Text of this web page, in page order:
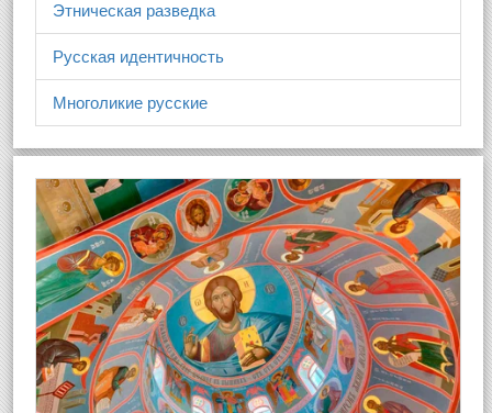
Этническая разведка
Русская идентичность
Многоликие русские